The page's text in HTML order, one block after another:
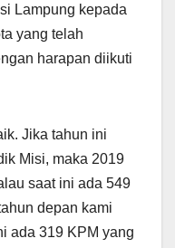
Lampung kepada
yang telah
harapan diikuti
Jika tahun ini
Misi, maka 2019
saat ini ada 549
depan kami
ada 319 KPM yang